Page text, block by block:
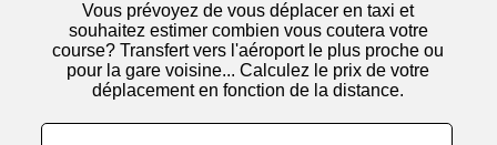
Vous prévoyez de vous déplacer en taxi et
souhaitez estimer combien vous coutera votre
course? Transfert vers l'aéroport le plus proche ou
pour la gare voisine... Calculez le prix de votre
déplacement en fonction de la distance.